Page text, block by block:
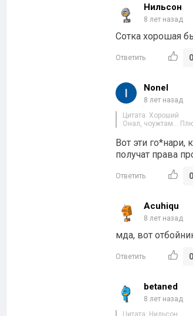
Нильсон
8 лет назад
Сотка хорошая
Ответить 0
Nonel
8 лет назад
Цитата: Хороший
Онал, чоужтам…
Вот эти
получат права
Ответить 0
Acuhiqu
8 лет назад
мда, вот
Ответить 0
betaned
8 лет назад
Цитата: Нильсон